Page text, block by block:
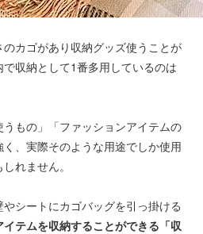
カゴがあり収納グッズ使うことが
収納として1番多用しているのは
もの」「ファッションアイテムの
、実際そのような用途でしか使用
れません。
シートにカゴバッグを引っ掛ける
テムを収納することができる「収